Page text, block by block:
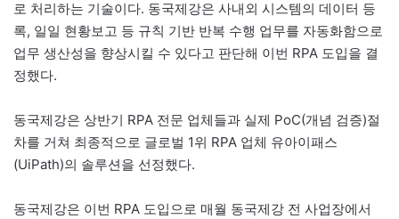
로 처리하는 기술이다. 동국제강은 사내외 시스템의 데이터 등
록, 일일 현황보고 등 규칙 기반 반복 수행 업무를 자동화함으로
업무 생산성을 향상시킬 수 있다고 판단해 이번 RPA 도입을 결
정했다.
동국제강은 상반기 RPA 전문 업체들과 실제 PoC(개념 검증)절
차를 거쳐 최종적으로 글로벌 1위 RPA 업체 유아이패스
(UiPath)의 솔루션을 선정했다.
동국제강은 이번 RPA 도입으로 매월 동국제강 전 사업장에서